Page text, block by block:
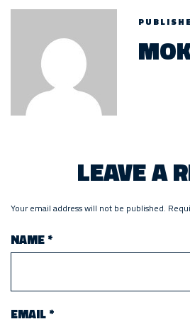
LEAVE A
Your email address will not be published.
NAME*
EMAIL*